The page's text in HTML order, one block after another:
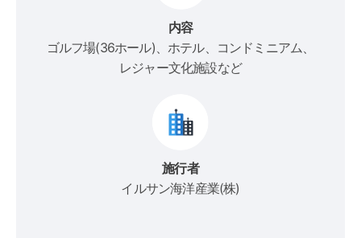
内容
ゴルフ場(36ホール)、ホテル、コンドミニアム、
レジャー文化施設など
施行者
イルサン海洋産業(株)